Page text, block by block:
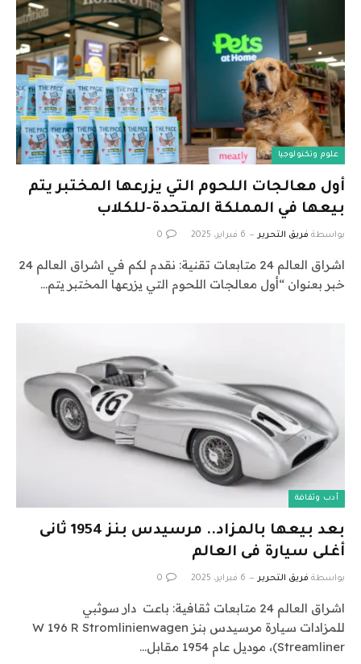
علوم وتكنولوجيا
أول معالجات اللحوم التي يزرعها المختبر يتم
بيعها في المملكة المتحدة-للكلاب
بواسطة فريق التحرير 6 فبراير، 2025 0
اشراق العالم 24 متابعات تقنية: نقدم لكم في اشراق العالم 24
خبر بعنوان “أول معالجات اللحوم التي يزرعها المختبر يتم…
أدب وثقافة
بعد بيعها بالمزاد.. مرسيدس بنز 1954 ثانى
أغلى سيارة فى العالم
بواسطة فريق التحرير 6 فبراير، 2025 0
اشراق العالم 24 متابعات ثقافية: باعت دار سوثبي
للمزادات سيارة مرسيدس بنز W 196 R Stromlinienwagen
(Streamliner، موديل عام 1954 مقابل…